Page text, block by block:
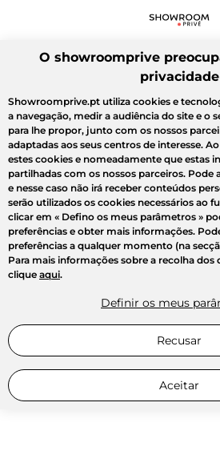
O showroomprive
privacidade
Showroomprive.pt utiliza cookies e
a navegação, medir a audiência do site e o
para lhe propor, junto com os nossos
adaptadas aos seus centros de interesse.
estes cookies e nomeadamente que estas
partilhadas com os nossos parceiros. Pode
e nesse caso não irá receber conteúdos
serão utilizados os cookies necessários ao
clicar em « Defino os meus parâmetros »
preferências e obter mais informações.
preferências a qualquer momento (na
Para mais informações sobre a recolha
clique aqui.
Definir os meus
Recusar
Aceitar